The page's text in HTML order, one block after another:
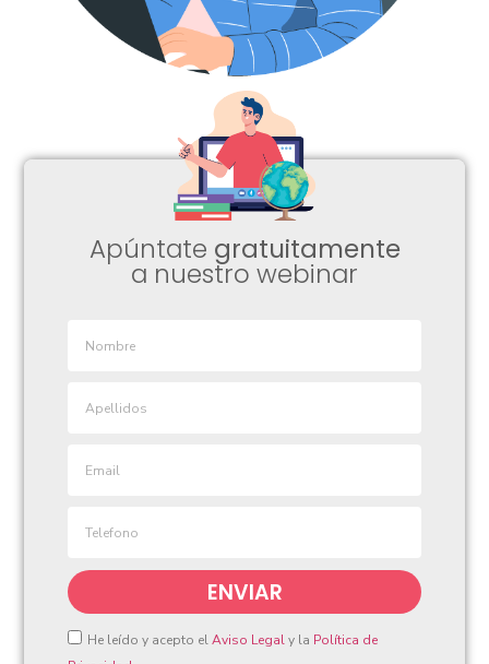
Apúntate gratuitamente
a nuestro webinar
He leído y acepto elAviso Legaly la Política de
ENVIAR